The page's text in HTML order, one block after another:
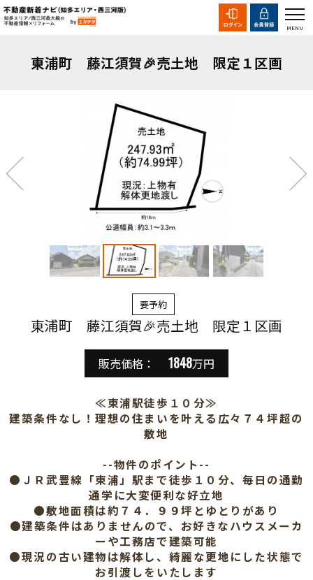
東浦町 藤江須賀🎉売土地 限定１区画
要予約
東浦町 藤江須賀🎉売土地 限定１区画
販売価格： 1848万円
≪東浦駅徒歩１０分≫
建築条件なし！理想の住まいを叶える広々７４坪超の
敷地
--物件のポイント--
●ＪＲ武豊線「東浦」駅まで徒歩１０分、毎日の通勤
通学に大変便利な好立地
●敷地面積は約７４．９９坪とゆとりがあり
●建築条件はありませんので、お好きなハウスメーカ
ーや工務店で建築可能
●現況の古い建物は解体し、綺麗な更地にした状態で
お引渡しをいたします